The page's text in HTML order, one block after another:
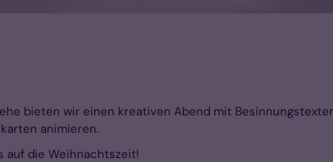
bieten wir einen kreativen Abend mit
animieren.
auf die Weihnachtszeit!